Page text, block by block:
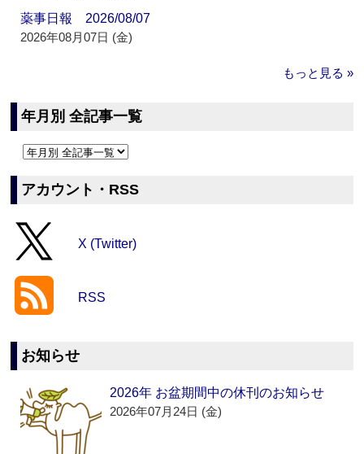
薬事日報 2026/08/07
2026年08月07日 (金)
もっと見る »
年月別 全記事一覧
アカウント・RSS
X (Twitter)
RSS
お知らせ
2026年 お盆期間中の休刊のお知らせ
2026年07月24日 (金)